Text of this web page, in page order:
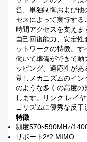
営、単独制御および他
セスによって実行す
時間アクセスを支えま
自己回復能力、安定
ットワークの特徴。
働いて準備ができて動
ッピング、適応性があ
覚しメカニズムのイン
のような多くの高度の
します。リンク レイ
ゴリズムに優秀な反干
特徴
頻度570~590MHz/
サポート2*2 MIMO